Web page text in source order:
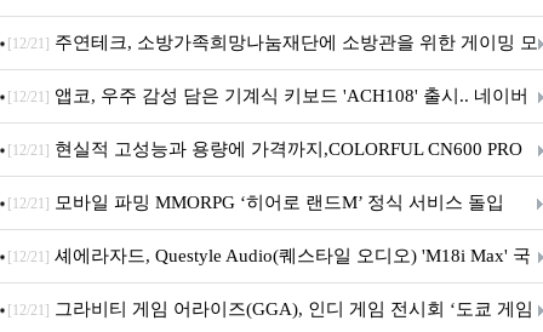
픈
[12/21] 주연테크, 소방가족희망나눔재단에 소방관을 위한 게이밍 모
니터·스마트 펫 침대 기부
[12/21] 앱코, 우주 감성 담은 기계식 키보드 'ACH108' 출시.. 네이버
브랜드데이 기획전 진행
[12/21] 현실적 고성능과 용량에 가격까지,COLORFUL CN600 PRO
M.2 NVMe 디앤디컴 1TB
[12/21] 모바일 파밍 MMORPG ‘히어로 랜드M’ 정식 서비스 돌입
[12/21] 셰에라자드, Questyle Audio(퀘스타일 오디오) 'M18i Max' 국
내 정식 출시
[12/21] 그라비티 게임 어라이즈(GGA), 인디 게임 전시회 ‘도쿄 게임